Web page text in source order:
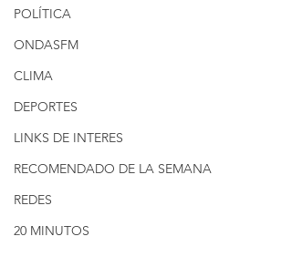
POLÍTICA
ONDASFM
CLIMA
DEPORTES
LINKS DE INTERES
RECOMENDADO DE LA SEMANA
REDES
20 MINUTOS